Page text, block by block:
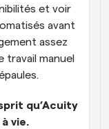
et voir
avant
assez
travail manuel
qu’Acuity
vie.